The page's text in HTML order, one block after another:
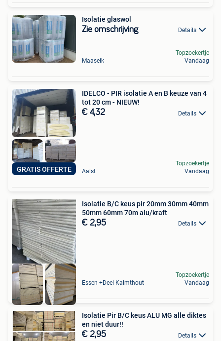
Isolatie glaswol
Zie omschrijving Details
Maaseik
Topzoekertje
Vandaag
GRATIS OFFERTE
IDELCO - PIR isolatie A en B keuze van 4
tot 20 cm - NIEUW!
€ 4,32 Details
Aalst
Topzoekertje
Vandaag
Isolatie B/C keus pir 20mm 30mm 40mm
50mm 60mm 70m alu/kraft
€ 2,95 Details
Essen +Deel Kalmthout
Topzoekertje
Vandaag
Isolatie Pir B/C keus ALU MG alle diktes
en niet duur!!
€ 2,95 Details